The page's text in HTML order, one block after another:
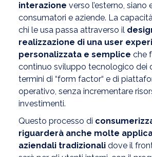
interazione verso l’esterno, siano
consumatori e aziende. La
chi le usa passa attraverso il
realizzazione di una user
personalizzata e semplice che
continuo sviluppo tecnologico dei
termini di “form factor“ e di
operativo, senza incrementare
investimenti.
Questo processo di
riguarderà anche molte
aziendali tradizionali dove il